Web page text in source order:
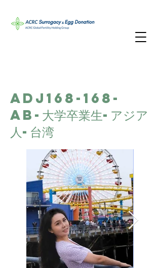
ADJ168-168-
AB-大学卒業生-アジア
人-台湾